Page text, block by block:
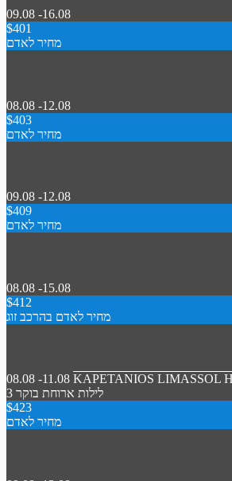
09.08 -16.08
$401
מחיר לאדם
08.08 -12.08
$403
מחיר לאדם
09.08 -12.08
$409
מחיר לאדם
08.08 -15.08
$412
מחיר לאדם בהרכב זוג
08.08 -11.08 KAPETANIOS LIMASSOL
3 לילות ארוחת בוקר
$423
מחיר לאדם